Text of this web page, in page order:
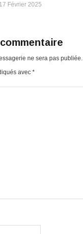
17 Février 2025
ne sera pas publiée.
avec *